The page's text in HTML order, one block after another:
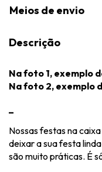
Meios de envio
Descrição
Na foto 1, exemplo
Na foto 2, exemplo
Nossas festas na
deixar a sua festa
são muito práticas. É